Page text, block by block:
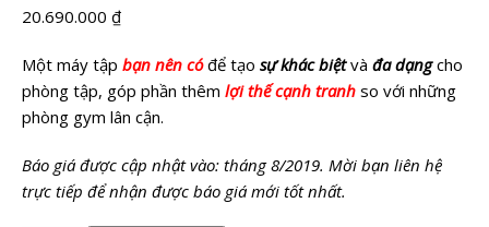
20.690.000 ₫
Một máy tập bạn nên có để tạo sự khác biệtvà đa dạng cho
phòng tập, góp phần thêm lợi thế cạnh tranh so với những
phòng gym lân cận.
Báo giá được cập nhật vào: tháng 8/2019. Mời bạn liên hệ
trực tiếp để nhận được báo giá mới tốt nhất.